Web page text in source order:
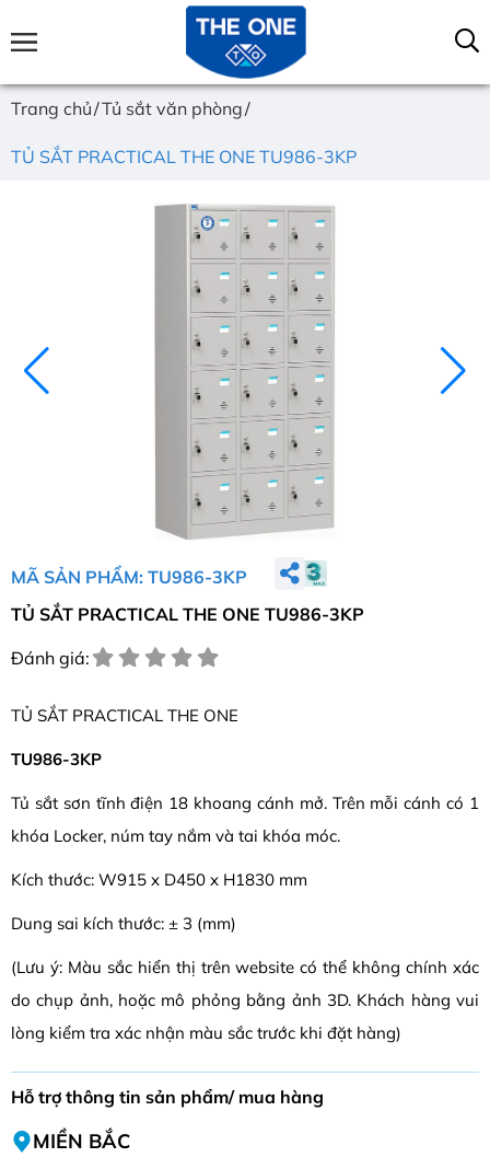
Trang chủ Tủ sắt văn phòng
TỦ SẮT PRACTICAL THE ONE TU986-3KP
MÃ SẢN PHẨM: TU986-3KP
TỦ SẮT PRACTICAL THE ONE TU986-3KP
Đánh giá:
TỦ SẮT PRACTICAL THE ONE
TU986-3KP
Tủ sắt sơn tĩnh điện 18 khoang cánh mở. Trên mỗi cánh có 1
khóa Locker, núm tay nắm và tai khóa móc.
Kích thước: W915 x D450 x H1830 mm
Dung sai kích thước: ± 3 (mm)
(Lưu ý: Màu sắc hiển thị trên website có thể không chính xác
do chụp ảnh, hoặc mô phỏng bằng ảnh 3D. Khách hàng vui
lòng kiểm tra xác nhận màu sắc trước khi đặt hàng)
Hỗ trợ thông tin sản phẩm/ mua hàng
MIỀN BẮC